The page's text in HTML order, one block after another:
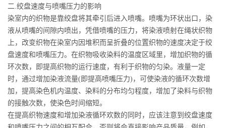
二.绞盘速度与喷嘴压力的影响
染室内的织物是靠绞盘将其牵引后进入喷嘴。喷嘴为环状出口，染
液从喷嘴的间隙内喷出，凭借喷嘴的压力，将染液喷射在绳状织物
上，改变织物在染室内因堆积而呈折叠的位置织物的速度决定于绞
盘速度和喷嘴压力。在织物吸收染料的温度区域里，增加织物的循
环次数，即提高织物的运行速度，有利于织物的匀染。液量一定
时，通过增加染液流量(即提高喷嘴压力)，可使染液的循环次数增
加，提高染色机内温度、染料的分布均匀程度，增加了染料与织物
的接触次数，使染色时间缩短。
在提高织物速度和增加染液循环欢数的同时，应该注意到绞盘速度